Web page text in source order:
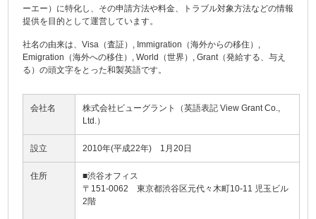
ーエー）に特化し、その申請方法や料金、トラブル対象方法などの情報
提供を目的として運営しています。
社名の由来は、Visa（査証）, Immigration（海外からの移住）,
Emigration（海外への移住）, World（世界）, Grant（発給する、与え
る）の頭文字をとった和製英語です。
会社名
株式会社ビューグラント（英語表記 View Grant Co.,
Ltd.）
設立 2010年(平成22年) 1月20日
住所
■渋谷オフィス
〒151-0062 東京都渋谷区元代々木町10-11 児玉ビル
2階